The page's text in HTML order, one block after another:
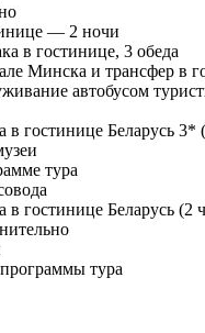
— 2 ночи
в гостинице, 3 обеда
Минска и трансфер в
автобусом
в гостинице Беларусь 3*
тура
гостинице Беларусь (2
тура